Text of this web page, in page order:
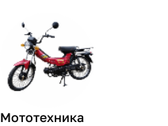
Мототехника